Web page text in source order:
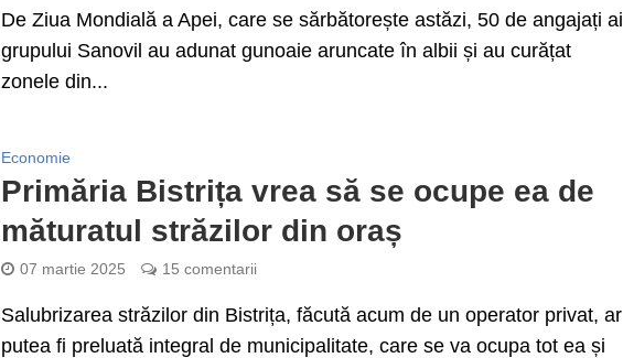
De Ziua Mondială a Apei, care se sărbătorește astăzi, 50 de angajați ai
grupului Sanovil au adunat gunoaie aruncate în albii și au curățat
zonele din...
Economie
Primăria Bistrița vrea să se ocupe ea de
măturatul străzilor din oraș
07 martie 2025 15 comentarii
Salubrizarea străzilor din Bistrița, făcută acum de un operator privat, ar
putea fi preluată integral de municipalitate, care se va ocupa tot ea și